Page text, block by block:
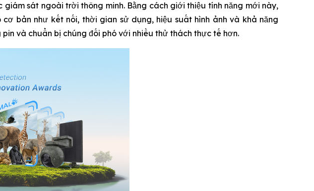
sát ngoài trời thông minh. Bằng cách giới thiệu tính năng mới này,
bản như kết nối, thời gian sử dụng, hiệu suất hình ảnh và khả năng
và chuẩn bị chúng đối phó với nhiều thử thách thực tế hơn.